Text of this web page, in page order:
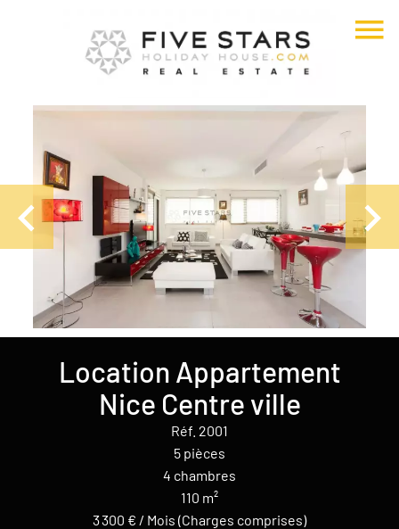
Location Appartement
Nice Centre ville
Réf. 2001
5 pièces
4 chambres
110 m²
3 300 € / Mois (Charges comprises)